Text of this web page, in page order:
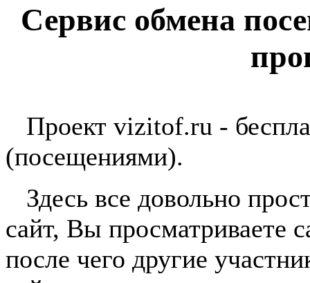
Сервис обмена
Проект vizitof.ru -
(посещениями).
Здесь все довольно
сайт, Вы просматриваете
после чего другие